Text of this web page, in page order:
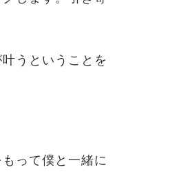
うということを
って僕と一緒に